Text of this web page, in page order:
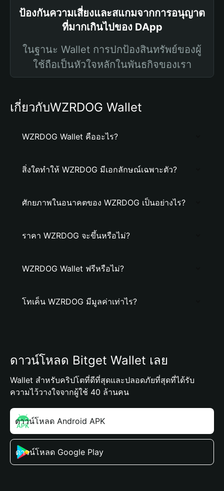
ป้องกันความเสี่ยงและสแกมจากการอนุญาต
ที่มากเกินไปของ DApp
ในฐานะ Wallet การปกป้องสินทรัพย์ของผู้
ใช้ถือเป็นหัวใจหลักในพันธกิจของเรา
เกี่ยวกับWZRDOG Wallet
WZRDOG Wallet คืออะไร?
สิ่งใดทำให้ WZRDOG มีเอกลักษณ์เฉพาะตัว?
ศักยภาพในอนาคตของ WZRDOG เป็นอย่างไร?
ราคา WZRDOG จะขึ้นหรือไม่?
WZRDOG Wallet ฟรีหรือไม่?
โทเค็น WZRDOG มีมูลค่าเท่าไร?
ดาวน์โหลด Bitget Wallet เลย
Wallet สำหรับคริปโตที่ดีที่สุดและปลอดภัยที่สุดที่ได้รับ
ความไว้วางใจจากผู้ใช้ 40 ล้านคน
ดาวน์โหลด Android APK
ดาวน์โหลด Google Play